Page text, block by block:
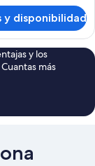
y disponibilidad
y los
más